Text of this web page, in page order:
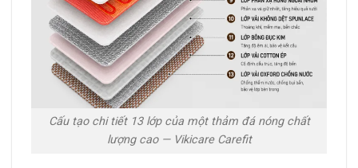
Cấu tạo chi tiết 13 lớp của một thảm đá nóng chất
lượng cao — Vikicare Carefit